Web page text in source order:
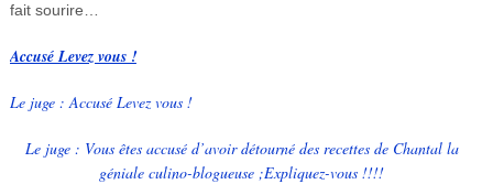
fait sourire…
Accusé Levez vous !
Le juge : Accusé Levez vous !
Le juge : Vous êtes accusé d’avoir détourné des recettes de Chantal la
géniale culino-blogueuse ;Expliquez-vous !!!!